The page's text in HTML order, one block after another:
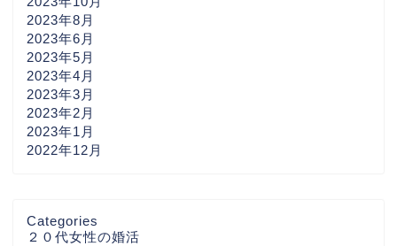
2023年8月
2023年6月
2023年5月
2023年4月
2023年3月
2023年2月
2023年1月
2022年12月
Categories
２０代女性の婚活